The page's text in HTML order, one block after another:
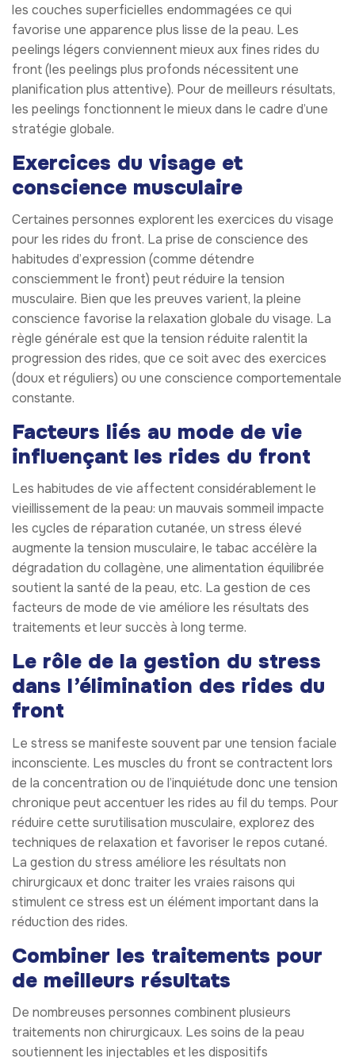
les couches superficielles endommagées ce qui
favorise une apparence plus lisse de la peau. Les
peelings légers conviennent mieux aux fines rides du
front (les peelings plus profonds nécessitent une
planification plus attentive). Pour de meilleurs résultats,
les peelings fonctionnent le mieux dans le cadre d’une
stratégie globale.
Exercices du visage et
conscience musculaire
Certaines personnes explorent les exercices du visage
pour les rides du front. La prise de conscience des
habitudes d’expression (comme détendre
consciemment le front) peut réduire la tension
musculaire. Bien que les preuves varient, la pleine
conscience favorise la relaxation globale du visage. La
règle générale est que la tension réduite ralentit la
progression des rides, que ce soit avec des exercices
(doux et réguliers) ou une conscience comportementale
constante.
Facteurs liés au mode de vie
influençant les rides du front
Les habitudes de vie affectent considérablement le
vieillissement de la peau: un mauvais sommeil impacte
les cycles de réparation cutanée, un stress élevé
augmente la tension musculaire, le tabac accélère la
dégradation du collagène, une alimentation équilibrée
soutient la santé de la peau, etc. La gestion de ces
facteurs de mode de vie améliore les résultats des
traitements et leur succès à long terme.
Le rôle de la gestion du stress
dans l’élimination des rides du
front
Le stress se manifeste souvent par une tension faciale
inconsciente. Les muscles du front se contractent lors
de la concentration ou de l’inquiétude donc une tension
chronique peut accentuer les rides au fil du temps. Pour
réduire cette surutilisation musculaire, explorez des
techniques de relaxation et favoriser le repos cutané.
La gestion du stress améliore les résultats non
chirurgicaux et donc traiter les vraies raisons qui
stimulent ce stress est un élément important dans la
réduction des rides.
Combiner les traitements pour
de meilleurs résultats
De nombreuses personnes combinent plusieurs
traitements non chirurgicaux. Les soins de la peau
soutiennent les injectables et les dispositifs